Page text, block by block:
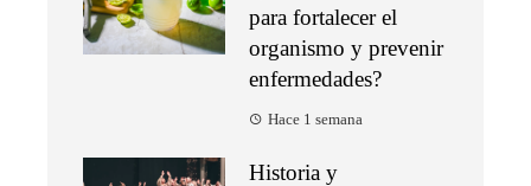
para fortalecer el
organismo y prevenir
enfermedades?
Hace 1 semana
Historia y